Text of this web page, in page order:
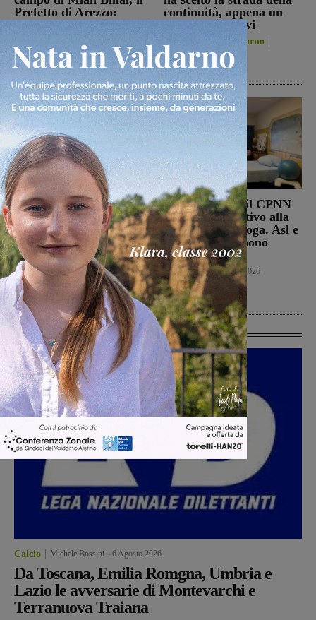
Prefetto di Arezzo:
“L’attenzione delle
istituzioni su questa
vicenda resta alta”
Cronaca 6 Agosto 2026
continuità, appena un
paio i volti nuovi
San Giovanni Valdarno
6 Agosto 2026
Punto Nascita, no alla
deroga ma il Ministero
apre al monitoraggio di
sei mesi. Vadi: “Una
risposta che valutiamo
positivamente anche se
con prudenza”
Cronaca 6 Agosto 2026
Punto nascita: il CPNN
dà parere negativo alla
richiesta di deroga. Asl e
Regione esprimono
disappunto
Cronaca 6 Agosto 2026
Ultime Calcio
Calcio Michele Bossini 6 Agosto 2026
Da Toscana, Emilia Romgna, Umbria e
Lazio le avversarie di Montevarchi e
Terranuova Traiana